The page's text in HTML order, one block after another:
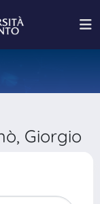
Giorgio